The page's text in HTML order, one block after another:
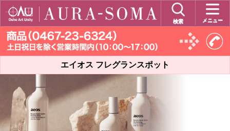
検索 メニュー
エイオス フレグランスポット